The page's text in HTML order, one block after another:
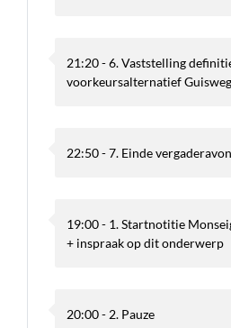
21:20 - 6. Vaststelling
voorkeursalternatief Guisweg
22:50 - 7. Einde
19:00 - 1. Startnotitie
+ inspraak op dit onderwerp
20:00 - 2. Pauze